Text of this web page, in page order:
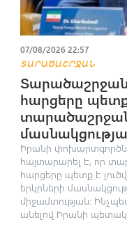
07/08/2026 22:57
ՏԱՐԱԾԱՇՐՋԱՆ
հարցերը պետք
Իրանի
հայտարարել է, որ
հարցերը պետք է
երկրների
միջամտության։
անելով Իրանի